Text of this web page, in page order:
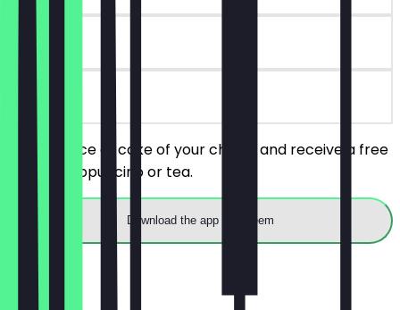
Order a slice of cake of your choice and receive a free
coffee, cappuccino or tea.
Download the app to redeem
Menu